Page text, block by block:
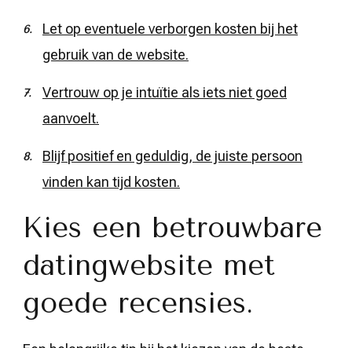
Let op eventuele verborgen kosten bij het
gebruik van de website.
Vertrouw op je intuïtie als iets niet goed
aanvoelt.
Blijf positief en geduldig, de juiste persoon
vinden kan tijd kosten.
Kies een betrouwbare
datingwebsite met
goede recensies.